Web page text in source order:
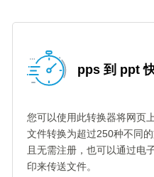
pps 到 ppt
您可以使用此转换器将网页
文件转换为超过250种不同
且无需注册，也可以通过电
印来传送文件。